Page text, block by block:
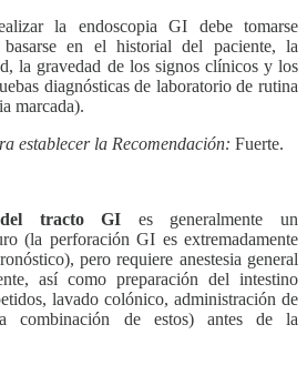
la endoscopia GI debe tomarse
en el historial del paciente, la
la gravedad de los signos clínicos y los
diagnósticas de laboratorio de rutina
marcada).
establecer la Recomendación: Fuerte.
del tracto GI es generalmente un
(la perforación GI es extremadamente
pero requiere anestesia general
así como preparación del intestino
lavado colónico, administración de
combinación de estos) antes de la